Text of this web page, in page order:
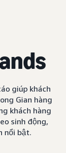
giúp khách
Gian hàng
khách hàng
sinh động,
nổi bật.